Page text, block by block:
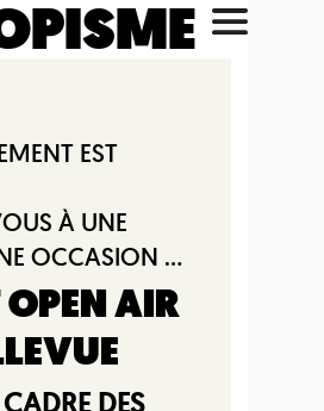
EST
À UNE
OCCASION ...
OPEN AIR
DES